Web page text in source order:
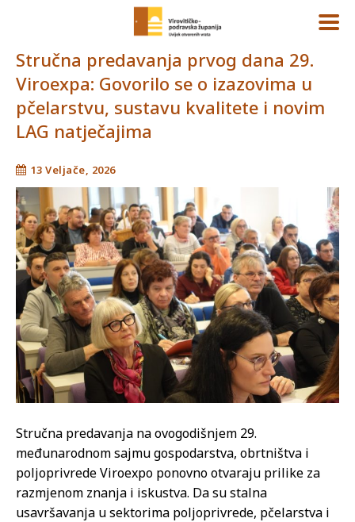
Stručna predavanja prvog dana 29.
Viroexpa: Govorilo se o izazovima u
pčelarstvu, sustavu kvalitete i novim
LAG natječajima
13 Veljače, 2026
Stručna predavanja na ovogodišnjem 29.
međunarodnom sajmu gospodarstva, obrtništva i
poljoprivrede Viroexpo ponovno otvaraju prilike za
razmjenom znanja i iskustva. Da su stalna
usavršavanja u sektorima poljoprivrede, pčelarstva i